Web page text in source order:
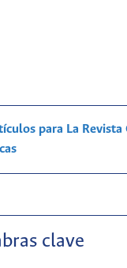
para La
clave